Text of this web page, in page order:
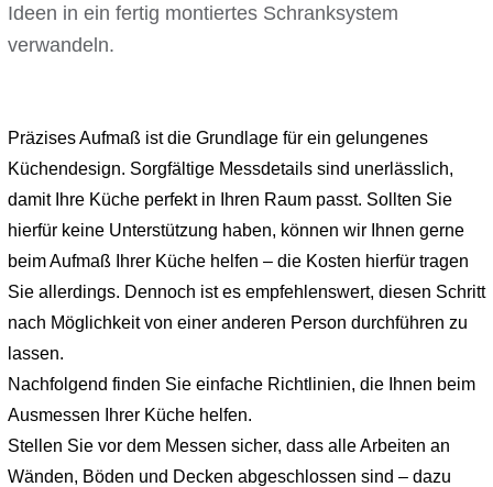
Ideen in ein fertig montiertes Schranksystem
verwandeln.
Präzises Aufmaß ist die Grundlage für ein gelungenes
Küchendesign. Sorgfältige Messdetails sind unerlässlich,
damit Ihre Küche perfekt in Ihren Raum passt. Sollten Sie
hierfür keine Unterstützung haben, können wir Ihnen gerne
beim Aufmaß Ihrer Küche helfen – die Kosten hierfür tragen
Sie allerdings. Dennoch ist es empfehlenswert, diesen Schritt
nach Möglichkeit von einer anderen Person durchführen zu
lassen.
Nachfolgend finden Sie einfache Richtlinien, die Ihnen beim
Ausmessen Ihrer Küche helfen.
Stellen Sie vor dem Messen sicher, dass alle Arbeiten an
Wänden, Böden und Decken abgeschlossen sind – dazu